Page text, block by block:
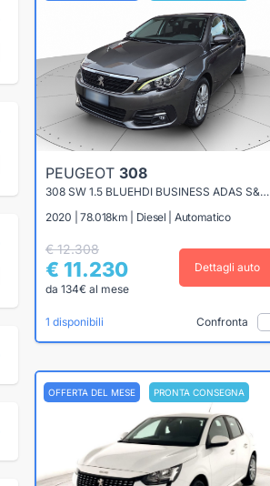
PEUGEOT 308
308 SW 1.5 BLUEHDI BUSINESS ADAS S&S 130CV EAT8
2020 | 78.018km | Diesel | Automatico
€ 12.308
€ 11.230
da 134€ al mese
Dettagli auto
1 disponibili Confronta
OFFERTA DEL MESE PRONTA CONSEGNA